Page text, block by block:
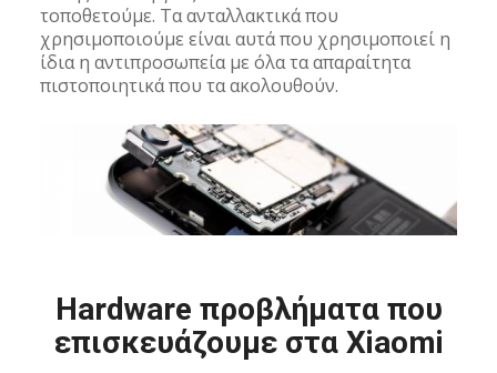
τοποθετούμε. Τα ανταλλακτικά που
χρησιμοποιούμε είναι αυτά που χρησιμοποιεί η
ίδια η αντιπροσωπεία με όλα τα απαραίτητα
πιστοποιητικά που τα ακολουθούν.
Hardware προβλήματα που
επισκευάζουμε στα Xiaomi